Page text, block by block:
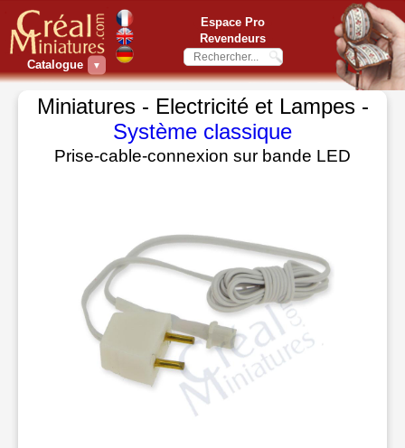
Catalogue ▼
Espace Pro
Revendeurs
Miniatures - Electricité et Lampes -
Système classique
Prise-cable-connexion sur bande LED